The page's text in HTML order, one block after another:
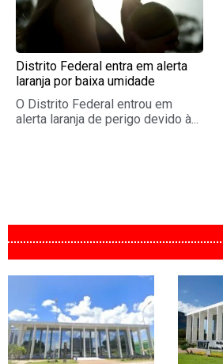
Distrito Federal entra em alerta
laranja por baixa umidade
O Distrito Federal entrou em
alerta laranja de perigo devido à...